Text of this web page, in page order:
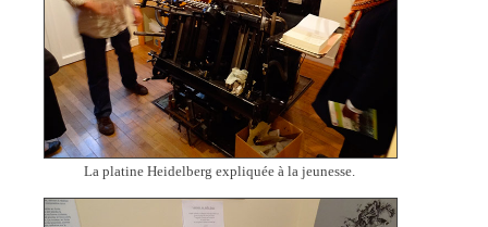
La platine Heidelberg expliquée à la jeunesse.